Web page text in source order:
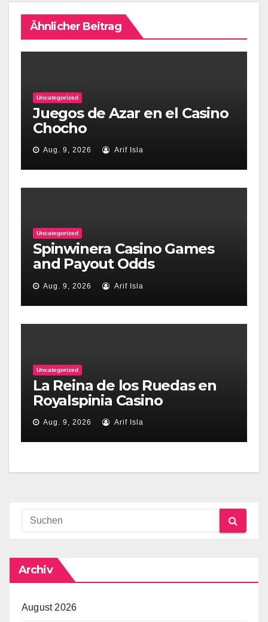
Ähnlicher Beitrag
Uncategorized
Juegos de Azar en el Casino
Chocho
Aug. 9, 2026 Arif Isla
Uncategorized
Spinwinera Casino Games
and Payout Odds
Comparison
Aug. 9, 2026 Arif Isla
Uncategorized
La Reina de los Ruedas en
Royalspinia Casino
Aug. 9, 2026 Arif Isla
Archiv
August 2026